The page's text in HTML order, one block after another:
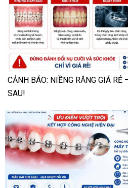
CẢNH BÁO: NIỀNG RĂNG GIÁ RẺ
SAU!